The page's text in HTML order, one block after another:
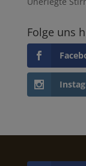
Folge uns